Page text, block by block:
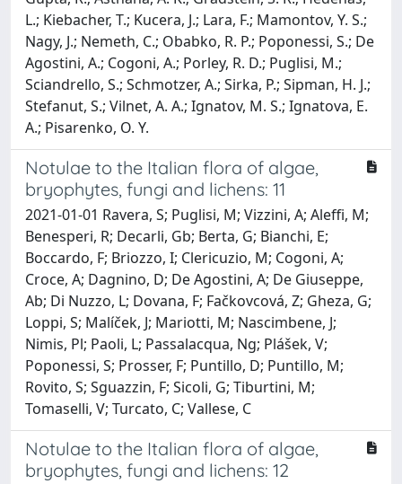
L.; Kiebacher, T.; Kucera, J.; Lara, F.; Mamontov, Y. S.;
Nagy, J.; Nemeth, C.; Obabko, R. P.; Poponessi, S.; De
Agostini, A.; Cogoni, A.; Porley, R. D.; Puglisi, M.;
Sciandrello, S.; Schmotzer, A.; Sirka, P.; Sipman, H. J.;
Stefanut, S.; Vilnet, A. A.; Ignatov, M. S.; Ignatova, E.
A.; Pisarenko, O. Y.
Notulae to the Italian flora of algae,
bryophytes, fungi and lichens: 11
2021-01-01 Ravera, S; Puglisi, M; Vizzini, A; Aleffi, M;
Benesperi, R; Decarli, Gb; Berta, G; Bianchi, E;
Boccardo, F; Briozzo, I; Clericuzio, M; Cogoni, A;
Croce, A; Dagnino, D; De Agostini, A; De Giuseppe,
Ab; Di Nuzzo, L; Dovana, F; Fačkovcová, Z; Gheza, G;
Loppi, S; Malíček, J; Mariotti, M; Nascimbene, J;
Nimis, Pl; Paoli, L; Passalacqua, Ng; Plášek, V;
Poponessi, S; Prosser, F; Puntillo, D; Puntillo, M;
Rovito, S; Sguazzin, F; Sicoli, G; Tiburtini, M;
Tomaselli, V; Turcato, C; Vallese, C
Notulae to the Italian flora of algae,
bryophytes, fungi and lichens: 12